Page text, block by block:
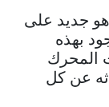
جديد على
بهذه
عن كل